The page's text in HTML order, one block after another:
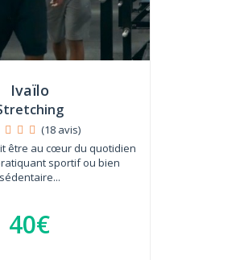
Ivaïlo
(18 avis)
être au cœur du quotidien
sportif ou bien
sédentaire...
40€